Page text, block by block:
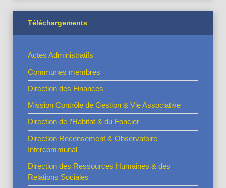
Téléchargements
Actes Administratifs
Communes membres
Direction des Finances
Mission Contrôle de Gestion & Vie Associative
Direction de l’Habitat & du Foncier
Direction Recensement & Observatoire
Intercommunal
Direction des Ressources Humaines & des
Relations Sociales